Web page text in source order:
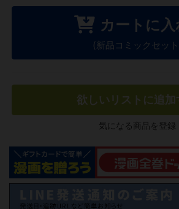
カートに入
(新品コミックセッ
欲しいリストに追加
気になる商品を登録